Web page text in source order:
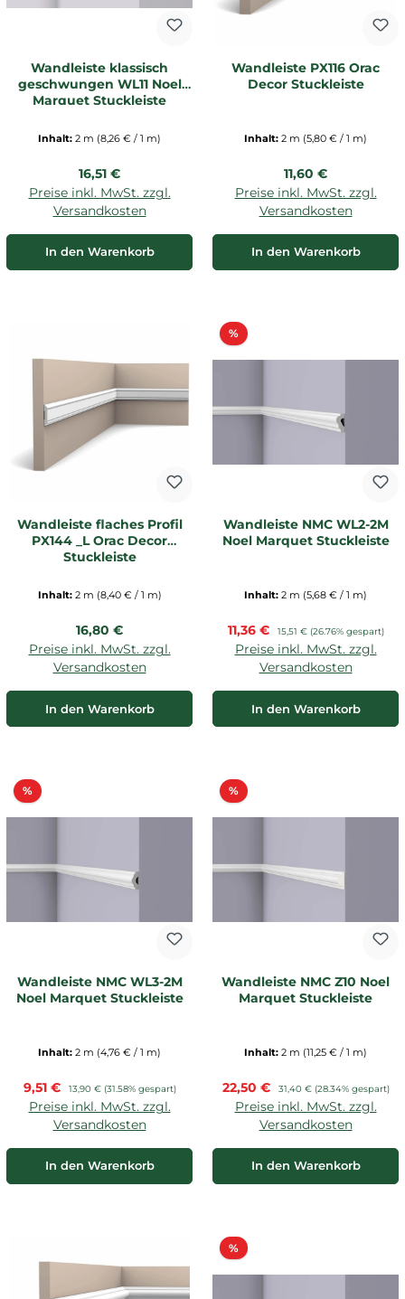
Wandleiste klassisch
geschwungen WL11 Noel
Marquet Stuckleiste
Inhalt: 2 m (8,26 € / 1 m)
Regulärer Preis:
16,51 €
Preise inkl. MwSt. zzgl.
Versandkosten
In den Warenkorb
Wandleiste PX116 Orac
Decor Stuckleiste
Inhalt: 2 m (5,80 € / 1 m)
Regulärer Preis:
11,60 €
Preise inkl. MwSt. zzgl.
Versandkosten
In den Warenkorb
Wandleiste flaches Profil
PX144 _L Orac Decor
Stuckleiste
Inhalt: 2 m (8,40 € / 1 m)
Regulärer Preis:
16,80 €
Preise inkl. MwSt. zzgl.
Versandkosten
In den Warenkorb
%Rabatt
Wandleiste NMC WL2-2M
Noel Marquet Stuckleiste
Inhalt: 2 m (5,68 € / 1 m)
Verkaufspreis:
11,36 € Regulärer Preis:
15,51 € (26.76% gespart)
Preise inkl. MwSt. zzgl.
Versandkosten
In den Warenkorb
%Rabatt
Wandleiste NMC WL3-2M
Noel Marquet Stuckleiste
Inhalt: 2 m (4,76 € / 1 m)
Verkaufspreis:
9,51 € Regulärer Preis:
13,90 € (31.58% gespart)
Preise inkl. MwSt. zzgl.
Versandkosten
In den Warenkorb
%Rabatt
Wandleiste NMC Z10 Noel
Marquet Stuckleiste
Inhalt: 2 m (11,25 € / 1 m)
Verkaufspreis:
22,50 € Regulärer Preis:
31,40 € (28.34% gespart)
Preise inkl. MwSt. zzgl.
Versandkosten
In den Warenkorb
%Rabatt